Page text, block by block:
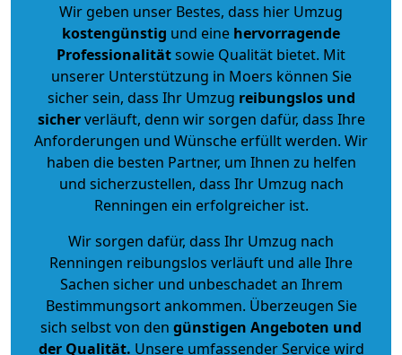
Wir geben unser Bestes, dass hier Umzug
kostengünstig und eine hervorragende
Professionalitätsowie Qualität bietet. Mit
unserer Unterstützung in Moers können Sie
sicher sein, dass Ihr Umzug reibungslos und
sicherverläuft, denn wir sorgen dafür, dass Ihre
Anforderungen und Wünsche erfüllt werden. Wir
haben die besten Partner, um Ihnen zu helfen
und sicherzustellen, dass Ihr Umzug nach
Renningen ein erfolgreicher ist.
Wir sorgen dafür, dass Ihr Umzug nach
Renningen reibungslos verläuft und alle Ihre
Sachen sicher und unbeschadet an Ihrem
Bestimmungsort ankommen. Überzeugen Sie
sich selbst von den günstigen Angeboten und
der Qualität. Unsere umfassender Service wird